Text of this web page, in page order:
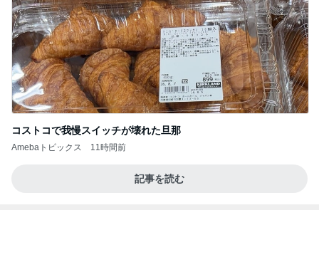
コストコで我慢スイッチが壊れた旦那
Amebaトピックス 11時間前
記事を読む